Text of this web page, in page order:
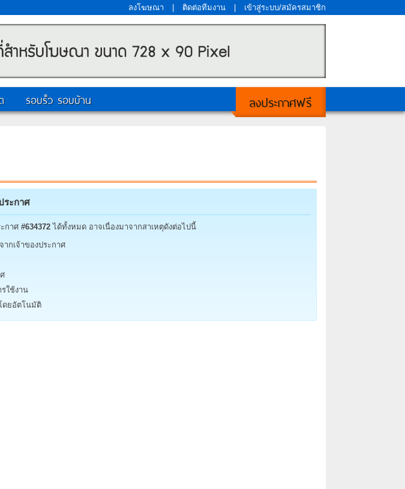
ลงโฆษณา ติดต่อทีมงาน เข้าสู่ระบบ/สมัครสมาชิก
รอบรั้ว รอบบ้าน ลงประกาศฟรี
ระกาศ
กาศ #634372 ได้ทั้งหมด อาจเนื่องมาจากสาเหตุดังต่อไปนี้
กเจ้าของประกาศ
ใช้งาน
ดยอัตโนมัติ